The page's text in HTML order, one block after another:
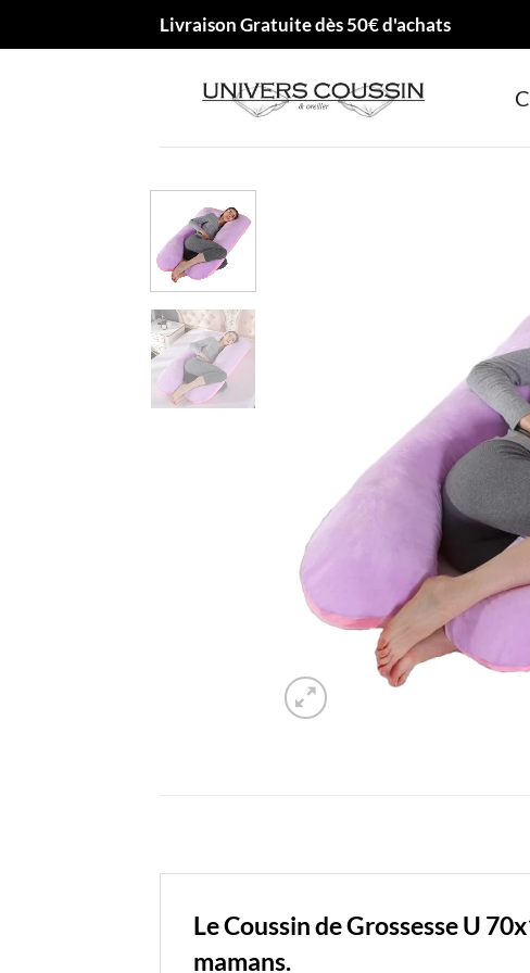
Livraison Gratuite dès 50€ d'achats
Le Coussin de Grossesse U
mamans.